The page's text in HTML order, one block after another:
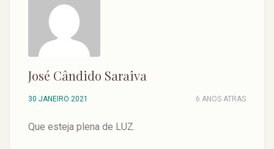
José Cândido Saraiva
30 JANEIRO 2021 6 ANOS ATRAS
Que esteja plena de LUZ.